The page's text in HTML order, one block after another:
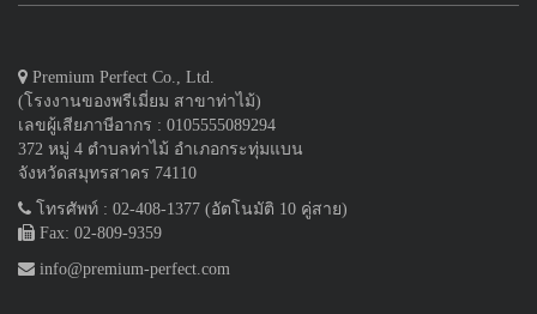
Premium Perfect Co., Ltd.
(โรงงานของพรีเมี่ยม สาขาท่าไม้)
เลขผู้เสียภาษีอากร : 0105555089294
372 หมู่ 4 ตำบลท่าไม้ อำเภอกระทุ่มแบน
จังหวัดสมุทรสาคร 74110
โทรศัพท์ : 02-408-1377 (อัตโนมัติ 10 คู่สาย)
Fax: 02-809-9359
info@premium-perfect.com